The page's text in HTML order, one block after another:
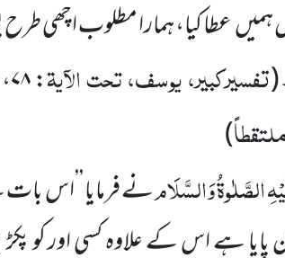
عطا کیا، ہمارا مطلوب اچھی طرح
تفسیرکبیر، یوسف، تحت الآیۃ:۷۸،
)
الصَّلٰوۃُ وَالسَّلَامنے فرمایا ’’اس
ہے اس کے علاوہ کسی اور کو